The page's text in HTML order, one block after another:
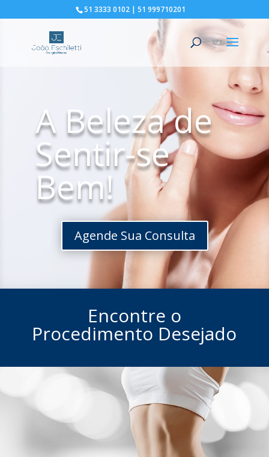
51 3333 0102 | 51 999710201
A Beleza de
Sentir-se
Bem!
Agende Sua Consulta
Encontre o
Procedimento Desejado